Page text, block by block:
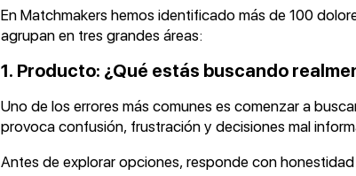
En Matchmakers hemos identificado más de 100
agrupan en tres grandes áreas:
1. Producto: ¿Qué estás buscando
Uno de los errores más comunes es comenzar a
provoca confusión, frustración y decisiones mal
Antes de explorar opciones, responde con